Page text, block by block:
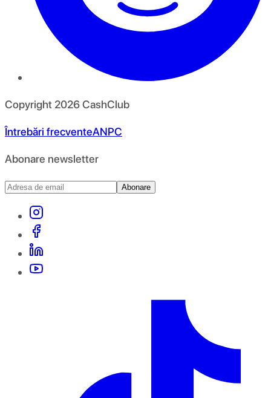
Copyright 2026CashClub
Întrebări frecventeANPC
Abonare newsletter
Abonare